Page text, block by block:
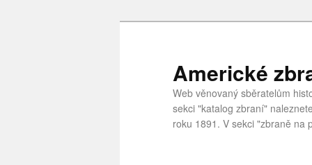
Americké
Web věnovaný sběratelům
sekci "katalog zbraní"
roku 1891. V sekci "zbraně na